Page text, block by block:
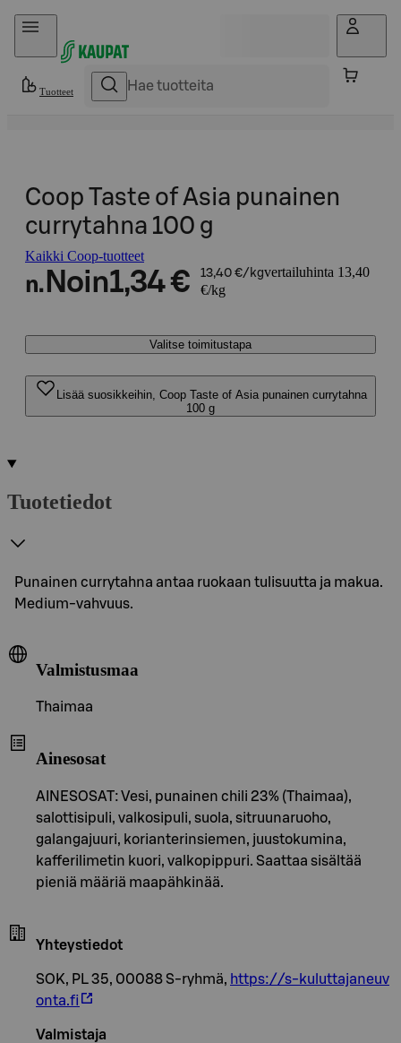
Hyppää sisältöön
Tuotteet
Coop Taste of Asia punainen
currytahna 100 g
Kaikki Coop-tuotteet
n. Noin1,34 € 13,40 €/kgvertailuhinta 13,40
€/kg
Valitse toimitustapa
Lisää suosikkeihin, Coop Taste of Asia punainen currytahna
100 g
Tuotetiedot
Punainen currytahna antaa ruokaan tulisuutta ja makua.
Medium-vahvuus.
Valmistusmaa
Thaimaa
Ainesosat
AINESOSAT: Vesi, punainen chili 23% (Thaimaa),
salottisipuli, valkosipuli, suola, sitruunaruoho,
galangajuuri, korianterinsiemen, juustokumina,
kafferilimetin kuori, valkopippuri. Saattaa sisältää
pieniä määriä maapähkinää.
Yhteystiedot
SOK, PL 35, 00088 S-ryhmä, https://s-kuluttajaneuv
onta.fi
Valmistaja